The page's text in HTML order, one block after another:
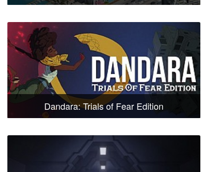
Dandara: Trials of Fear Edition